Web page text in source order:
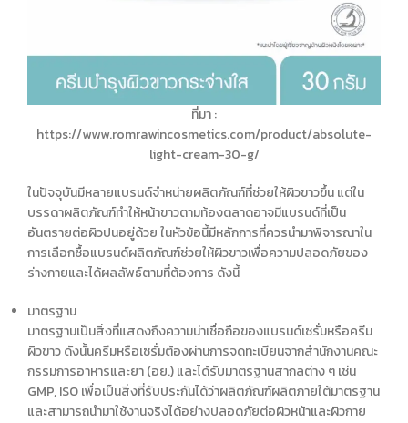
ที่มา :
https://www.romrawincosmetics.com/product/absolute-
light-cream-30-g/
ในปัจจุบันมีหลายแบรนด์จำหน่ายผลิตภัณฑ์ที่ช่วยให้ผิวขาวขึ้น แต่ใน
บรรดาผลิตภัณฑ์ทำให้หน้าขาวตามท้องตลาดอาจมีแบรนด์ที่เป็น
อันตรายต่อผิวปนอยู่ด้วย ในหัวข้อนี้มีหลักการที่ควรนำมาพิจารณาใน
การเลือกซื้อแบรนด์ผลิตภัณฑ์ช่วยให้ผิวขาวเพื่อความปลอดภัยของ
ร่างกายและได้ผลลัพธ์ตามที่ต้องการ ดังนี้
มาตรฐาน
มาตรฐานเป็นสิ่งที่แสดงถึงความน่าเชื่อถือของแบรนด์เซรั่มหรือครีม
ผิวขาวดังนั้นครีมหรือเซรั่มต้องผ่านการจดทะเบียนจากสำนักงานคณะ
กรรมการอาหารและยา (อย.) และได้รับมาตรฐานสากลต่าง ๆ เช่น
GMP, ISO เพื่อเป็นสิ่งที่รับประกันได้ว่าผลิตภัณฑ์ผลิตภายใต้มาตรฐาน
และสามารถนำมาใช้งานจริงได้อย่างปลอดภัยต่อผิวหน้าและผิวกาย